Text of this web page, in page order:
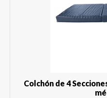
Colchón de 4